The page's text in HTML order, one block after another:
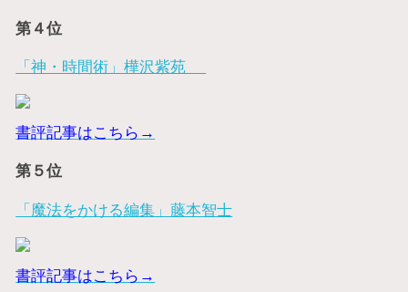
第４位
「神・時間術」樺沢紫苑
書評記事はこちら→
第５位
「魔法をかける編集」藤本智士
書評記事はこちら→